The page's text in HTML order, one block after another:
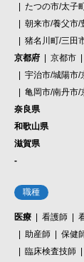
たつの市/太子
朝来市/養父市/
猪名川町/三田
京都府
京都市
宇治市/城陽市/
亀岡市/南丹市/
奈良県
和歌山県
滋賀県
-
職種
医療 看護師
助産師
保健
臨床検査技師